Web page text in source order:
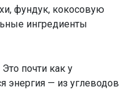
фундук, кокосовую
ингредиенты
почти как у
энергия — из углеводов